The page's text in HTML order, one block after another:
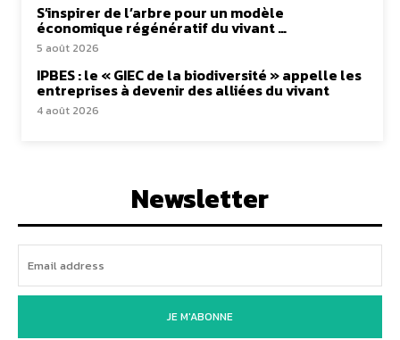
S’inspirer de l’arbre pour un modèle
économique régénératif du vivant …
5 août 2026
IPBES : le « GIEC de la biodiversité » appelle les
entreprises à devenir des alliées du vivant
4 août 2026
Newsletter
JE M'ABONNE